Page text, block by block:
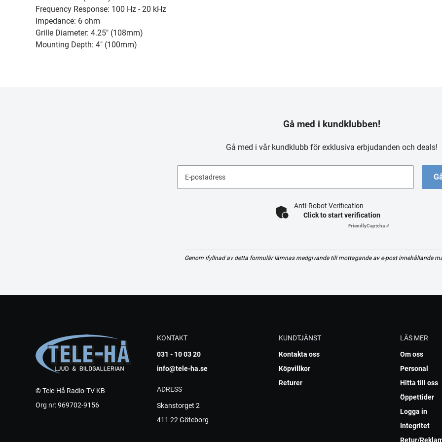
Frequency Response: 100 Hz - 20 kHz
Impedance: 6 ohm
Grille Diameter: 4.25" (108mm)
Mounting Depth: 4" (100mm)
Gå med i kundklubben!
Gå med i vår kundklubb för exklusiva erbjudanden och deals!
E-postadress
Anti-Robot Verification
Click to start verification
FriendlyCaptcha ⇗
Genom ifyllnad av detta formulär lämnas medgivande till mottagande av e-post innehållande
© Tele-Hå Radio-TV KB
Org nr: 969702-9156
KONTAKT
031 - 10 03 20
info@tele-ha.se
ADRESS
Skanstorget 2
411 22 Göteborg
KUNDTJÄNST
Kontakta oss
Köpvillkor
Returer
LÄS MER
Om oss
Personal
Hitta till oss
Öppettider
Logga in
Integritet
Retur/